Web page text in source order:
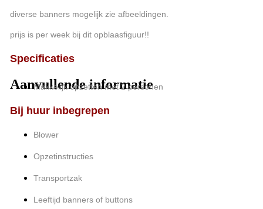
diverse banners mogelijk zie afbeeldingen.
prijs is per week bij dit opblaasfiguur!!
Specificaties
Aanvullende informatie
Makkelijk opzetten met 2 personen
Bij huur inbegrepen
Blower
Opzetinstructies
Transportzak
Leeftijd banners of buttons